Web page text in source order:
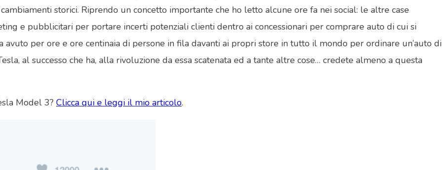
storici. Riprendo un concetto importante che ho letto alcune ore fa nei social: le altre case
e pubblicitari per portare incerti potenziali clienti dentro ai concessionari per comprare auto di cui si
avuto per ore e ore centinaia di persone in fila davanti ai propri store in tutto il mondo per ordinare un’auto di
al successo che ha, alla rivoluzione da essa scatenata ed a tante altre cose… credete almeno a questa
Model 3? Clicca qui e leggi il mio articolo.